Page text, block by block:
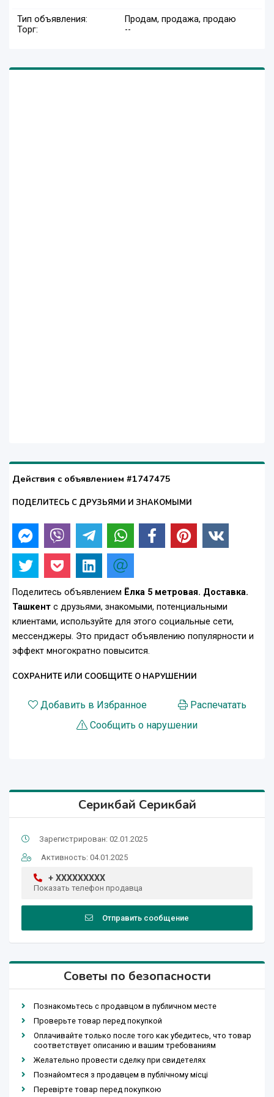
Тип объявления:
Продам, продажа, продаю
Торг:
--
Действия с объявлением #1747475
ПОДЕЛИТЕСЬ С ДРУЗЬЯМИ И ЗНАКОМЫМИ
Поделитесь объявлением Ёлка 5 метровая. Доставка.
Ташкент с друзьями, знакомыми, потенциальными
клиентами, используйте для этого социальные сети,
мессенджеры. Это придаст объявлению популярности и
эффект многократно повысится.
СОХРАНИТЕ ИЛИ СООБЩИТЕ О НАРУШЕНИИ
Добавить в Избранное
Распечатать
Сообщить о нарушении
Серикбай Серикбай
Зарегистрирован: 02.01.2025
Активность: 04.01.2025
+ XXXXXXXXX
Показать телефон продавца
Отправить сообщение
Советы по безопасности
Познакомьтесь с продавцом в публичном месте
Проверьте товар перед покупкой
Оплачивайте только после того как убедитесь, что товар
соответствует описанию и вашим требованиям
Желательно провести сделку при свидетелях
Познайомтеся з продавцем в публічному місці
Перевірте товар перед покупкою